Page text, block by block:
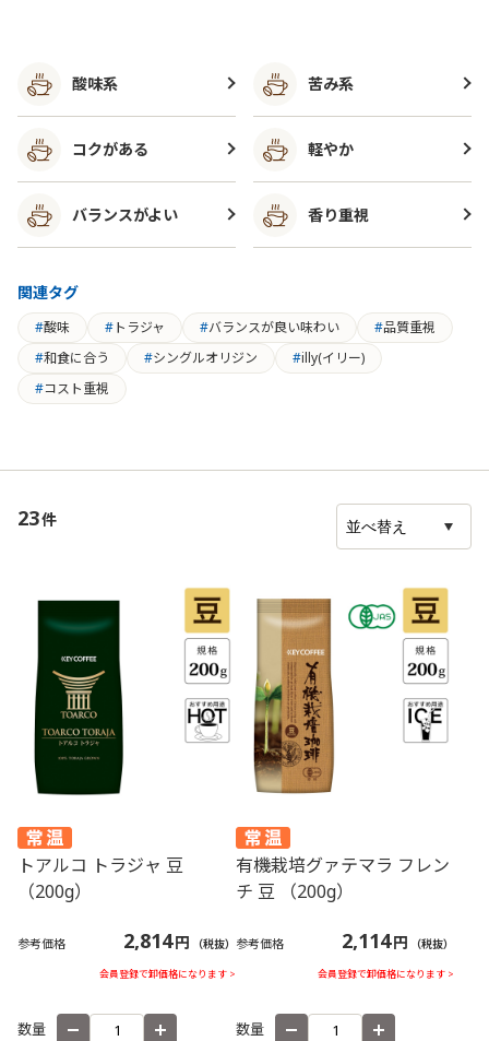
酸味系 苦み系
コクがある 軽やか
バランスがよい 香り重視
関連タグ
酸味 トラジャ バランスが良い味わい
品質重視
和食に合う
シングルオリジン
illy(イリー)
コスト重視
23件
トアルコ トラジャ 豆
（200g）
参考価格 2,814円 （税抜）
会員登録で卸価格になります >
数量
有機栽培グァテマラ フレン
チ 豆 （200g）
参考価格 2,114円 （税抜）
会員登録で卸価格になります >
数量